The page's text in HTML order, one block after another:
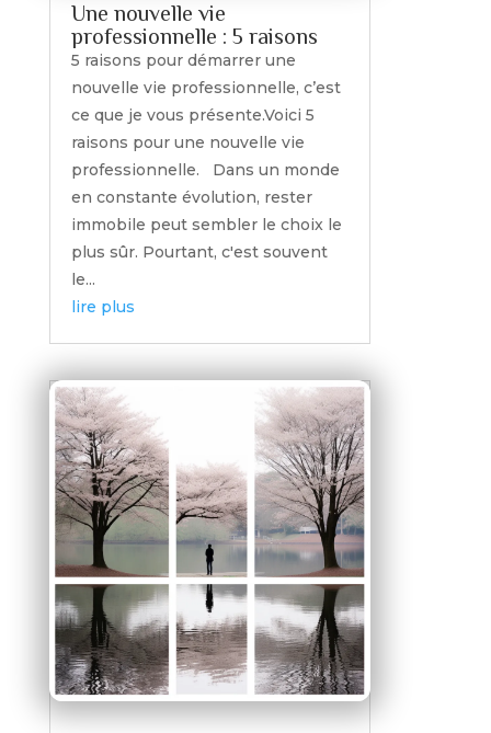
Une nouvelle vie
professionnelle : 5 raisons
5 raisons pour démarrer une
nouvelle vie professionnelle, c’est
ce que je vous présente.Voici 5
raisons pour une nouvelle vie
professionnelle. Dans un monde
en constante évolution, rester
immobile peut sembler le choix le
plus sûr. Pourtant, c'est souvent
le...
lire plus